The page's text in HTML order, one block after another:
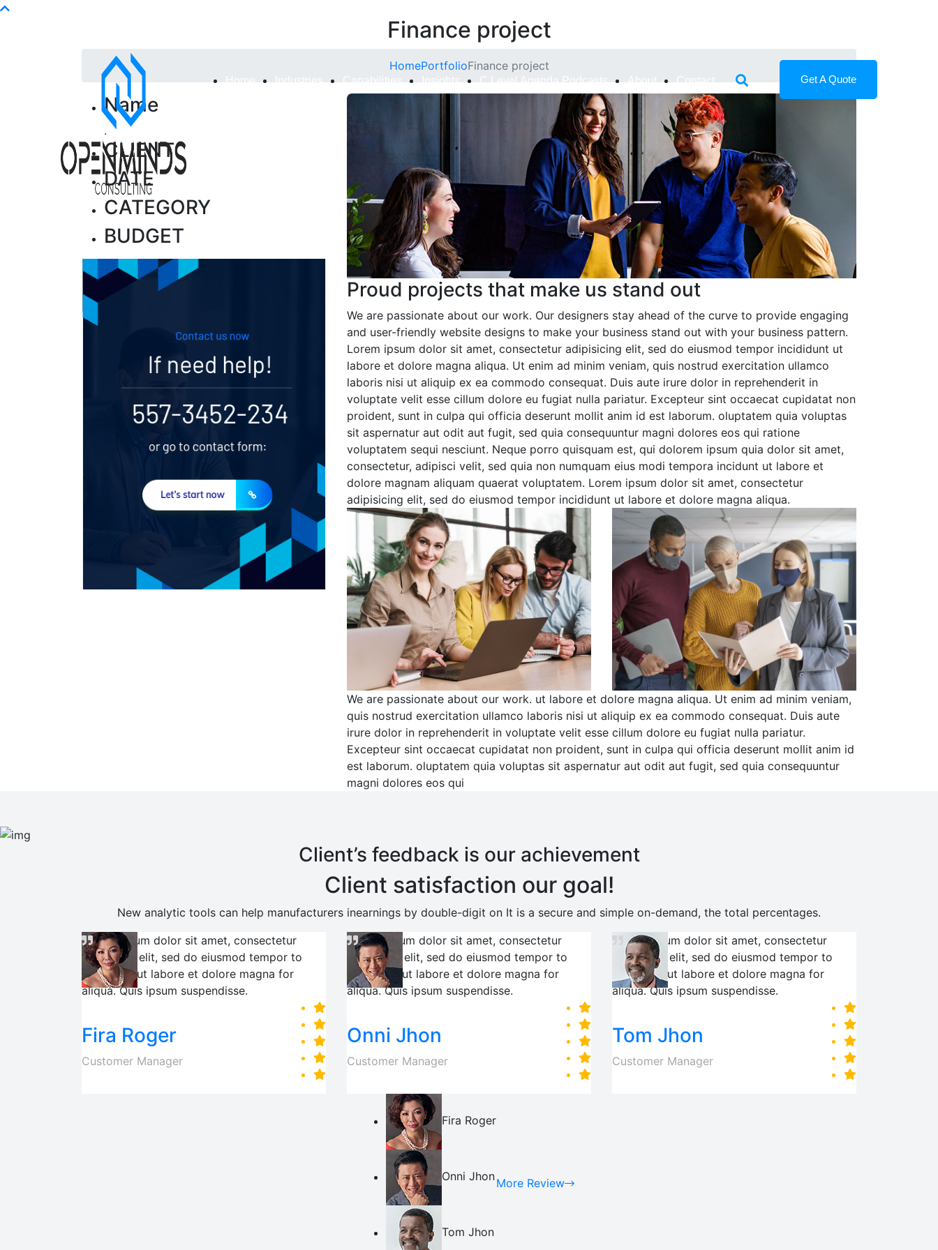
Get A Quote
Finance project
HomePortfolioFinance project
Name
.
CLIENT
DATE
CATEGORY
BUDGET
Proud projects that make us stand out
We are passionate about our work. Our designers stay ahead of the curve to provide engaging
and user-friendly website designs to make your business stand out with your business pattern.
Lorem ipsum dolor sit amet, consectetur adipisicing elit, sed do eiusmod tempor incididunt ut
labore et dolore magna aliqua. Ut enim ad minim veniam, quis nostrud exercitation ullamco
laboris nisi ut aliquip ex ea commodo consequat. Duis aute irure dolor in reprehenderit in
voluptate velit esse cillum dolore eu fugiat nulla pariatur. Excepteur sint occaecat cupidatat non
proident, sunt in culpa qui officia deserunt mollit anim id est laborum. oluptatem quia voluptas
sit aspernatur aut odit aut fugit, sed quia consequuntur magni dolores eos qui ratione
voluptatem sequi nesciunt. Neque porro quisquam est, qui dolorem ipsum quia dolor sit amet,
consectetur, adipisci velit, sed quia non numquam eius modi tempora incidunt ut labore et
dolore magnam aliquam quaerat voluptatem. Lorem ipsum dolor sit amet, consectetur
adipisicing elit, sed do eiusmod tempor incididunt ut labore et dolore magna aliqua.
We are passionate about our work. ut labore et dolore magna aliqua. Ut enim ad minim veniam,
quis nostrud exercitation ullamco laboris nisi ut aliquip ex ea commodo consequat. Duis aute
irure dolor in reprehenderit in voluptate velit esse cillum dolore eu fugiat nulla pariatur.
Excepteur sint occaecat cupidatat non proident, sunt in culpa qui officia deserunt mollit anim id
est laborum. oluptatem quia voluptas sit aspernatur aut odit aut fugit, sed quia consequuntur
magni dolores eos qui
Client’s feedback is our achievement
Client satisfaction our goal!
New analytic tools can help manufacturers inearnings by double-digit on It is a secure and simple on-demand, the total percentages.
Lorem ipsum dolor sit amet, consectetur
adipiscing elit, sed do eiusmod tempor to
incididunt ut labore et dolore magna for
aliqua. Quis ipsum suspendisse.
Fira Roger
Customer Manager
Lorem ipsum dolor sit amet, consectetur
adipiscing elit, sed do eiusmod tempor to
incididunt ut labore et dolore magna for
aliqua. Quis ipsum suspendisse.
Onni Jhon
Customer Manager
Lorem ipsum dolor sit amet, consectetur
adipiscing elit, sed do eiusmod tempor to
incididunt ut labore et dolore magna for
aliqua. Quis ipsum suspendisse.
Tom Jhon
Customer Manager
Fira Roger
Onni Jhon
Tom Jhon
More Review